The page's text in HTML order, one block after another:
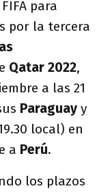
para
por la tercera
Qatar 2022,
a las 21
Paraguay y
local) en
a Perú.
los plazos